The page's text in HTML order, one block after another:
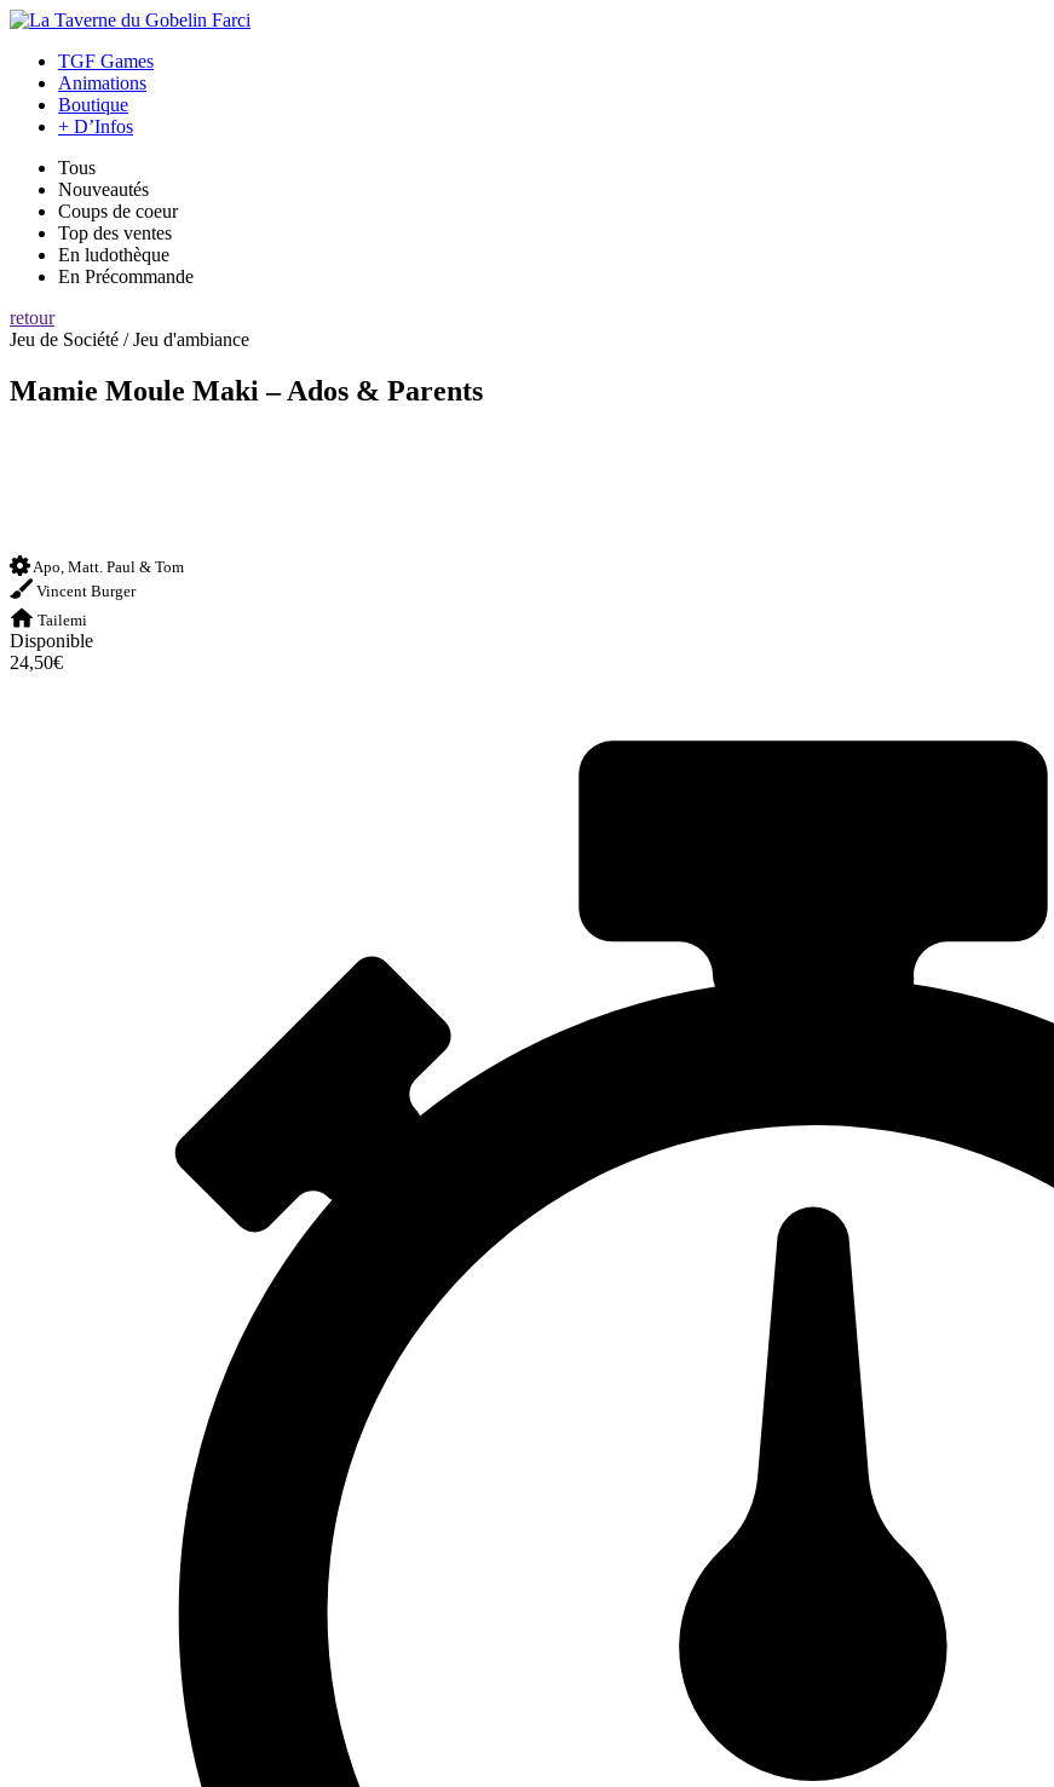
TGF Games
Animations
Boutique
+ D’Infos
Tous
Nouveautés
Coups de coeur
Top des ventes
En ludothèque
En Précommande
retour
Jeu de Société / Jeu d'ambiance
Mamie Moule Maki – Ados & Parents
Apo, Matt. Paul & Tom
Vincent Burger
Tailemi
Disponible
24,50€